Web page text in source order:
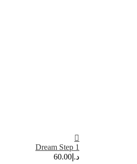
Dream Step 1
د.إ 60.00